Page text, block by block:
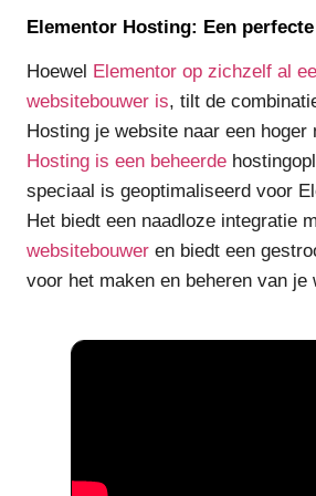
Elementor Hosting: Een perfecte
Hoewel
Elementor op zichzelf al
websitebouwer is, tilt de
Hosting je website naar een hoger
Hosting is een beheerde
speciaal is geoptimaliseerd voor
Het biedt een naadloze integratie
websitebouwer en biedt een
voor het maken en beheren van je